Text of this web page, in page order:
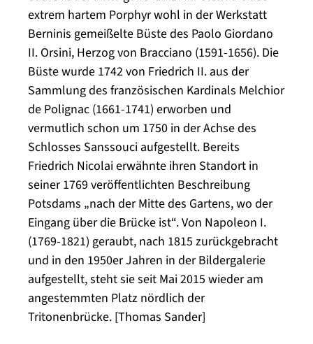
extrem hartem Porphyr wohl in der Werkstatt
Berninis gemeißelte Büste des Paolo Giordano
II. Orsini, Herzog von Bracciano (1591-1656). Die
Büste wurde 1742 von Friedrich II. aus der
Sammlung des französischen Kardinals Melchior
de Polignac (1661-1741) erworben und
vermutlich schon um 1750 in der Achse des
Schlosses Sanssouci aufgestellt. Bereits
Friedrich Nicolai erwähnte ihren Standort in
seiner 1769 veröffentlichten Beschreibung
Potsdams „nach der Mitte des Gartens, wo der
Eingang über die Brücke ist“. Von Napoleon I.
(1769-1821) geraubt, nach 1815 zurückgebracht
und in den 1950er Jahren in der Bildergalerie
aufgestellt, steht sie seit Mai 2015 wieder am
angestemmten Platz nördlich der
Tritonenbrücke. [Thomas Sander]